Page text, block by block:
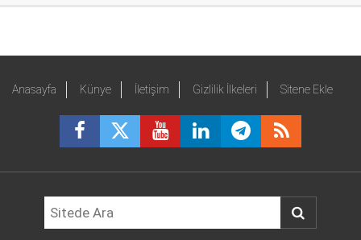
Anasayfa Künye İletişim Gizlilik İlkeleri Sitene Ekle